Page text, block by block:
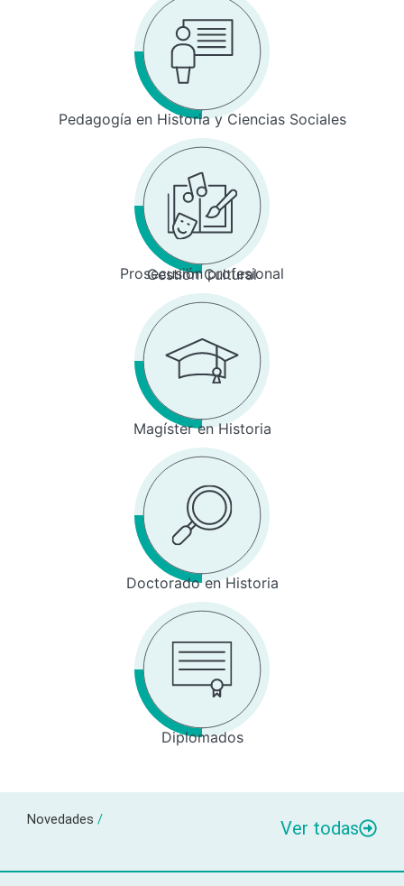
Pedagogía en Historia y Ciencias Sociales
Prosecusión profesional
Gestión Cultural
Magíster en Historia
Doctorado en Historia
Diplomados
Novedades / Ver todas